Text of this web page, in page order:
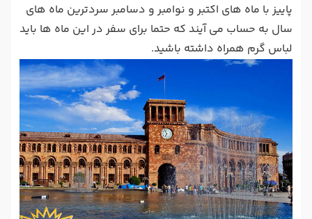
پاییز با ماه های اکتبر و نوامبر و دسامبر سردترین ماه های
سال به حساب می آیند که حتما برای سفر در این ماه ها باید
لباس گرم همراه داشته باشید.